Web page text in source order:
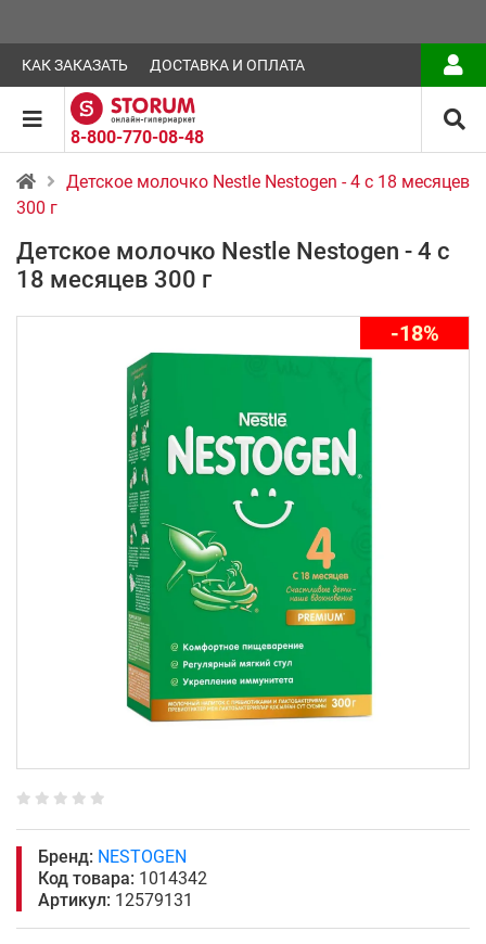
КАК ЗАКАЗАТЬ ДОСТАВКА И ОПЛАТА
8-800-770-08-48
Детское молочко Nestle Nestogen - 4 с 18 месяцев
300 г
Детское молочко Nestle Nestogen - 4 с
18 месяцев 300 г
-18%
Бренд: NESTOGEN
Код товара: 1014342
Артикул: 12579131